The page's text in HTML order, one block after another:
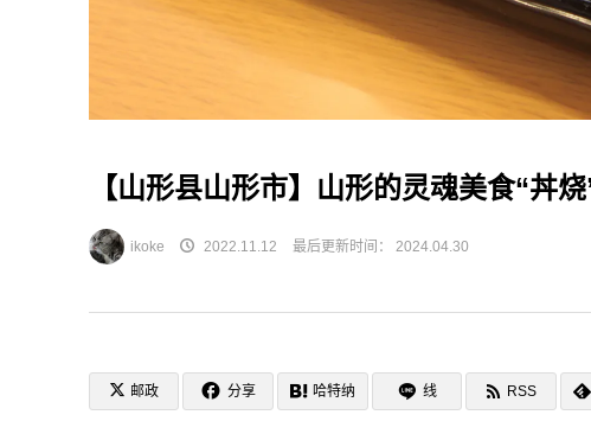
【山形县山形市】山形的灵魂美食“丼烧
ikoke 2022.11.12 最后更新时间： 2024.04.30
邮政 分享 哈特纳 线 RSS